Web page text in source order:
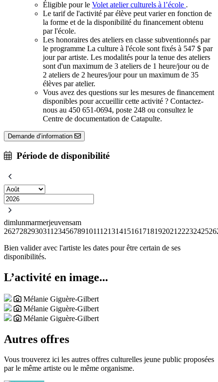
Éligible pour le Volet atelier culturels à l’école .
Le tarif de l'activité par élève peut varier en fonction de
la forme et de la disponibilité du financement obtenu
par l'école.
Les honoraires des ateliers en classe subventionnés par
le programme La culture à l'école sont fixés à 547 $ par
jour par artiste. Les modalités pour la tenue des ateliers
sont d'un maximum de 3 ateliers de 1 heure/jour ou de
2 ateliers de 2 heures/jour pour un maximum de 35
élèves par atelier.
Vous avez des questions sur les mesures de financement
disponibles pour accueillir cette activité ? Contactez-
nous au 450 651-0694, poste 248 ou consultez le
Centre de documentation de Catapulte.
Demande d’information
Période de disponibilité
dimlunmarmerjeuvensam
2627282930311 23456789101112131415161718192021 2223242526
Bien valider avec l'artiste les dates pour être certain de ses
disponibilités.
L’activité en image...
Mélanie Giguère-Gilbert
Mélanie Giguère-Gilbert
Mélanie Giguère-Gilbert
Autres offres
Vous trouverez ici les autres offres culturelles jeune public proposées
par le même artiste ou le même organisme.